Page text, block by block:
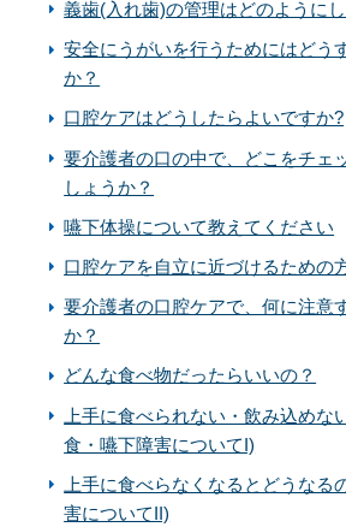
義歯(入れ歯)の管理はどのように
安全にうがいを行うためにはどう
か？
口腔ケアはどうしたらよいですか?
要介護者の口の中で、どこをチェ
しょうか？
嚥下体操について教えてください
口腔ケアを自立に近づけるための
要介護者の口腔ケアで、何に注意
か？
どんな食べ物だったらいいの？
上手に食べられない・飲み込めな
食・嚥下障害についてI)
上手に食べらなくなるとどうなる
害についてII)